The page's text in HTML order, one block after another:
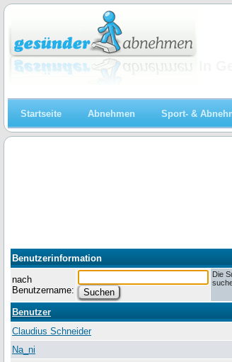
Startseite Abnehmen Sport- &
Benutzerinformation
nach
Benutzername:
Die
Benutzer
Claudius Schneider
Na_ni